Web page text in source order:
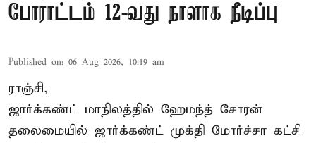
போராட்டம் 12-வது நாளாக நீடிப்பு
Published on: 06 Aug 2026, 10:19 am
ராஞ்சி,
ஜார்க்கண்ட் மாநிலத்தில் ஹேமந்த் சோரன்
தலைமையில் ஜார்க்கண்ட் முக்தி மோர்ச்சா கட்சி